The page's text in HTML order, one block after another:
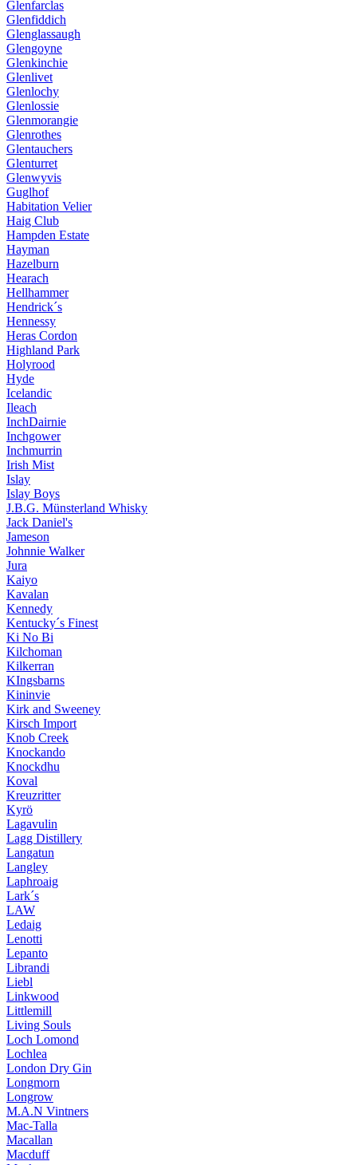
Glenfarclas
Glenfiddich
Glenglassaugh
Glengoyne
Glenkinchie
Glenlivet
Glenlochy
Glenlossie
Glenmorangie
Glenrothes
Glentauchers
Glenturret
Glenwyvis
Guglhof
Habitation Velier
Haig Club
Hampden Estate
Hayman
Hazelburn
Hearach
Hellhammer
Hendrick´s
Hennessy
Heras Cordon
Highland Park
Holyrood
Hyde
Icelandic
Ileach
InchDairnie
Inchgower
Inchmurrin
Irish Mist
Islay
Islay Boys
J.B.G. Münsterland Whisky
Jack Daniel's
Jameson
Johnnie Walker
Jura
Kaiyo
Kavalan
Kennedy
Kentucky´s Finest
Ki No Bi
Kilchoman
Kilkerran
KIngsbarns
Kininvie
Kirk and Sweeney
Kirsch Import
Knob Creek
Knockando
Knockdhu
Koval
Kreuzritter
Kyrö
Lagavulin
Lagg Distillery
Langatun
Langley
Laphroaig
Lark´s
LAW
Ledaig
Lenotti
Lepanto
Librandi
Liebl
Linkwood
Littlemill
Living Souls
Loch Lomond
Lochlea
London Dry Gin
Longmorn
Longrow
M.A.N Vintners
Mac-Talla
Macallan
Macduff